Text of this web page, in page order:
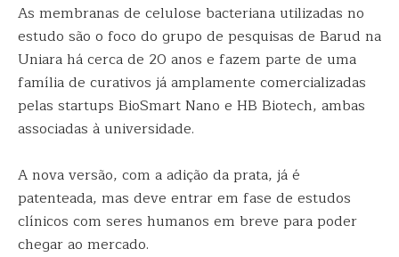
As membranas de celulose bacteriana utilizadas no
estudo são o foco do grupo de pesquisas de Barud na
Uniara há cerca de 20 anos e fazem parte de uma
família de curativos já amplamente comercializadas
pelas startups BioSmart Nano e HB Biotech, ambas
associadas à universidade.
A nova versão, com a adição da prata, já é
patenteada, mas deve entrar em fase de estudos
clínicos com seres humanos em breve para poder
chegar ao mercado.